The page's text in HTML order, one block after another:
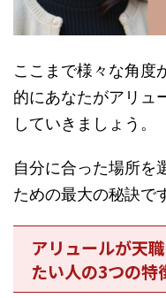
ここまで様々な角度
的にあなたがアリュ
していきましょう。
自分に合った場所を
ための最大の秘訣で
アリュールが天
たい人の3つの特